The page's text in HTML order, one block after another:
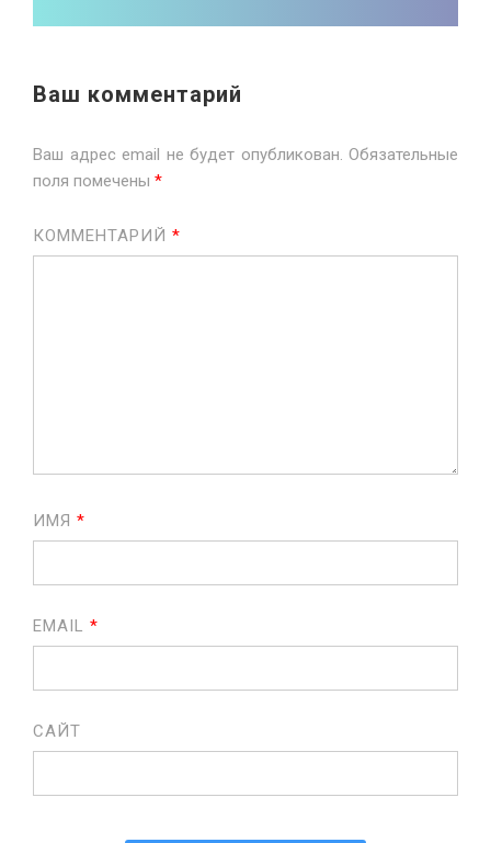
Ваш комментарий
Ваш адрес email не будет опубликован. Обязательные
поля помечены *
КОММЕНТАРИЙ *
ИМЯ *
EMAIL *
САЙТ